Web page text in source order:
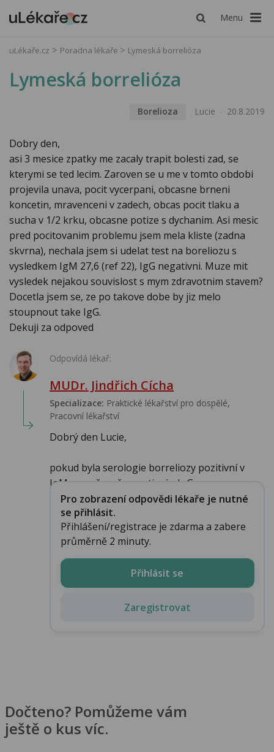
Menu
uLékaře.cz Poradna lékaře Lymeská borrelióza
Lymeská borrelióza
Borelioza Lucie 20.8.2019
Dobry den,
asi 3 mesice zpatky me zacaly trapit bolesti zad, se
kterymi se ted lecim. Zaroven se u me v tomto obdobi
projevila unava, pocit vycerpani, obcasne brneni
koncetin, mravenceni v zadech, obcas pocit tlaku a
sucha v 1/2 krku, obcasne potize s dychanim. Asi mesic
pred pocitovanim problemu jsem mela kliste (zadna
skvrna), nechala jsem si udelat test na boreliozu s
vysledkem IgM 27,6 (ref 22), IgG negativni. Muze mit
vysledek nejakou souvislost s mym zdravotnim stavem?
Docetla jsem se, ze po takove dobe by jiz melo
stoupnout take IgG.
Dekuji za odpoved
Odpovídá lékař:
MUDr. Jindřich Cícha
Specializace: Praktické lékařství pro dospělé,
Pracovní lékařství
Dobrý den Lucie,
pokud byla serologie borreliozy pozitivní v
IgM a současně negativní v IgG,...
Pro zobrazení odpovědi lékaře je nutné
se přihlásit.
Přihlášení/registrace je zdarma a zabere
průměrně 2 minuty.
Přihlásit se
Zaregistrovat
Dočteno? Pomůžeme vám
ještě o kus víc.